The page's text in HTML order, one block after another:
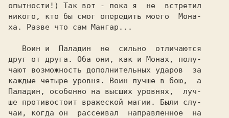
опытности!) Так вот - пока я  не  встретил
никого, кто бы смог опередить моего  Мона-
ха. Разве что сам Мангар...
друг от друга. Оба они, как и Монах, полу-
чают возможность дополнительных ударов  за
каждые четыре уровня. Воин лучше в бою,  а
Паладин, особенно на высших уровнях,  луч-
ше противостоит вражеской магии. Были слу-
чаи, когда он  рассеивал  направленное  на